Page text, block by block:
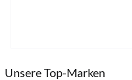
Unsere Top-Marken